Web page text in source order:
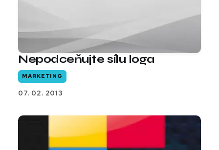
Nepodceňujte sílu loga
MARKETING
07. 02. 2013